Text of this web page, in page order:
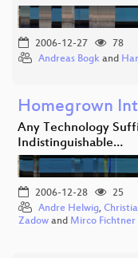
2006-12-27
78
Andreas Bogk and
Homegrown
Any Technology
Indistinguishable…
2006-12-28
25
Andre Helwig,
Zadow and Mirco Fichtner